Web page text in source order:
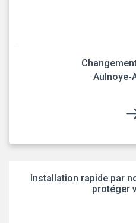
Aulnoye-
Installation rapide par
protéger